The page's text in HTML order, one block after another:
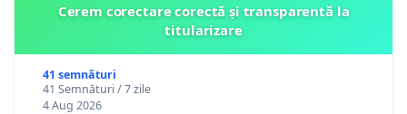
Cerem corectare corectă și transparentă la
titularizare
41 semnături
41 Semnături / 7 zile
4 Aug 2026